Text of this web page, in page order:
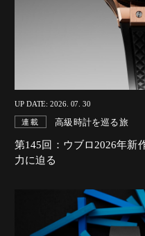
UP DATE: 2026. 07. 30
連載 高級時計を巡る旅
第145回：ウブロ2026年新
力に迫る